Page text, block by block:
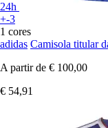
24h
+-3
1 cores
adidas Camisola titular
A partir de € 100,00
€ 54,91